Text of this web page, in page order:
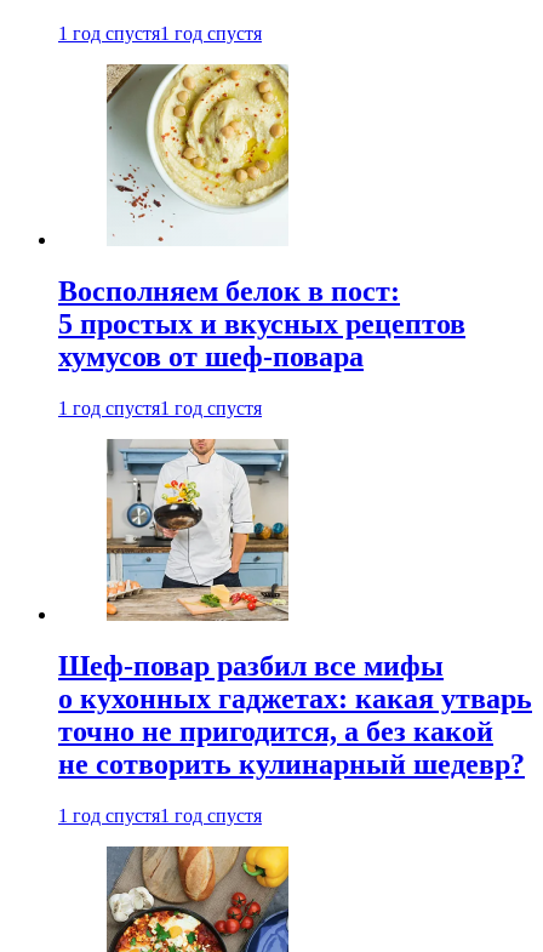
1 год спустя1 год спустя
Восполняем белок в пост:
5 простых и вкусных рецептов
хумусов от шеф-повара
1 год спустя1 год спустя
Шеф-повар разбил все мифы
о кухонных гаджетах: какая утварь
точно не пригодится, а без какой
не сотворить кулинарный шедевр?
1 год спустя1 год спустя